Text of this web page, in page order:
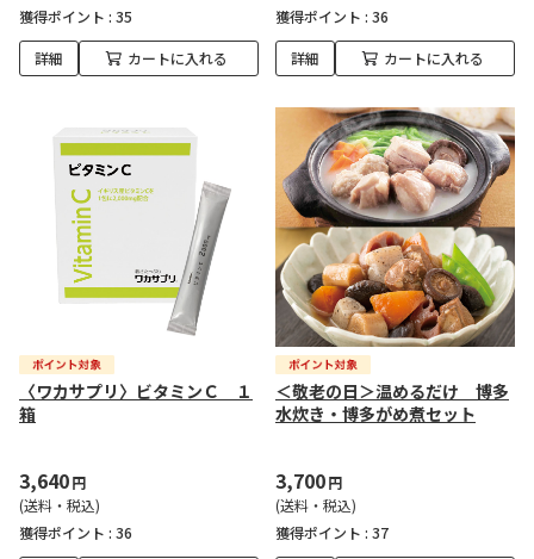
獲得ポイント : 35
詳細 カートに入れる
獲得ポイント : 36
詳細 カートに入れる
〈ワカサプリ〉ビタミンＣ １
箱
3,640円
(送料・税込)
獲得ポイント : 36
＜敬老の日＞温めるだけ 博多
水炊き・博多がめ煮セット
3,700円
(送料・税込)
獲得ポイント : 37